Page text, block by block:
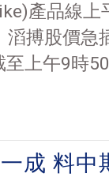
產品線上
搏股價急
上午9時
成 料中